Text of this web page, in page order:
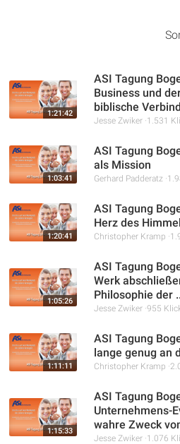
1:21:42
ASI Tagung
Business und
biblische
Jesse Zwiker 1.531
1:03:41
ASI Tagung
als Mission
Gerhard Padderatz
1:20:41
ASI Tagung
Herz des
Christopher Kramp
1:05:26
ASI Tagung
Werk
Philosophie der
Jesse Zwiker 955
1:11:11
ASI Tagung
lange genug an
Christopher Kramp
1:15:33
ASI Tagung
Unternehmens-
wahre Zweck
Jesse Zwiker 1.076